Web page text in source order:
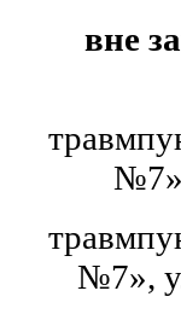
вне
№7»,